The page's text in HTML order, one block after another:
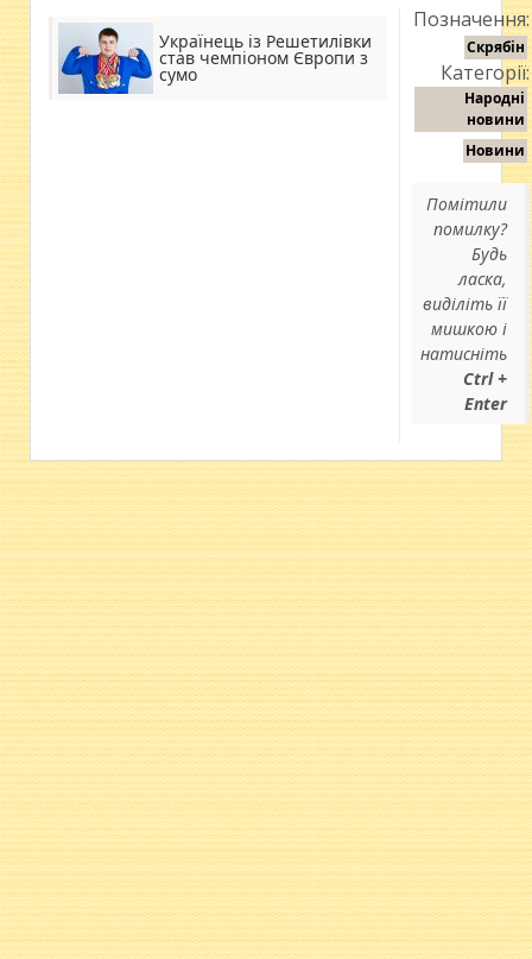
Українець із Решетилівки
став чемпіоном Європи з
сумо
Позначення:
Скрябін
Категорії:
Народні
новини
Новини
Помітили
помилку?
Будь
ласка,
виділіть її
мишкою і
натисніть
Ctrl +
Enter